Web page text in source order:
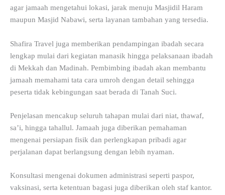
agar jamaah mengetahui lokasi, jarak menuju Masjidil Haram
maupun Masjid Nabawi, serta layanan tambahan yang tersedia.
Shafira Travel juga memberikan pendampingan ibadah secara
lengkap mulai dari kegiatan manasik hingga pelaksanaan ibadah
di Mekkah dan Madinah. Pembimbing ibadah akan membantu
jamaah memahami tata cara umroh dengan detail sehingga
peserta tidak kebingungan saat berada di Tanah Suci.
Penjelasan mencakup seluruh tahapan mulai dari niat, thawaf,
sa’i, hingga tahallul. Jamaah juga diberikan pemahaman
mengenai persiapan fisik dan perlengkapan pribadi agar
perjalanan dapat berlangsung dengan lebih nyaman.
Konsultasi mengenai dokumen administrasi seperti paspor,
vaksinasi, serta ketentuan bagasi juga diberikan oleh staf kantor.